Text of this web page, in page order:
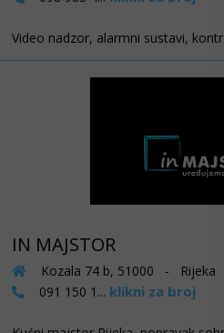
Video nadzor, alarmni sustavi,
IN MAJSTOR
Kozala 74 b, 51000 - Rijeka
091 150 1... klikni za broj